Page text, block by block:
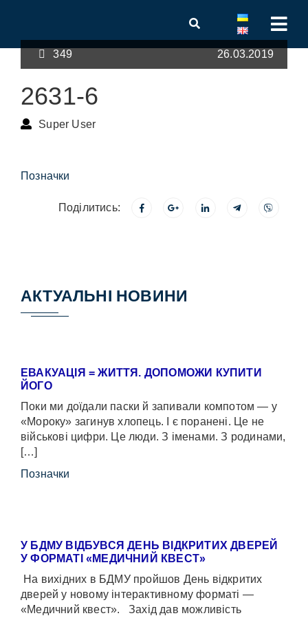
349 26.03.2019
2631-6
Super User
Позначки
Поділитись:
АКТУАЛЬНІ НОВИНИ
ЕВАКУАЦІЯ = ЖИТТЯ. ДОПОМОЖИ КУПИТИ
ЙОГО
Поки ми доїдали паски й запивали компотом — у
«Мороку» загинув хлопець. І є поранені. Це не
військові цифри. Це люди. З іменами. З родинами,
[…]
Позначки
У БДМУ ВІДБУВСЯ ДЕНЬ ВІДКРИТИХ ДВЕРЕЙ
У ФОРМАТІ «МЕДИЧНИЙ КВЕСТ»
На вихідних в БДМУ пройшов День відкритих
дверей у новому інтерактивному форматі —
«Медичний квест». Захід дав можливість